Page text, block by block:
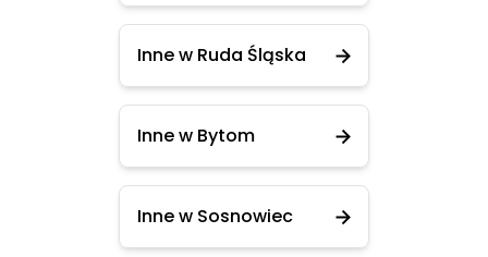
Inne w Ruda Śląska
Inne w Bytom
Inne w Sosnowiec